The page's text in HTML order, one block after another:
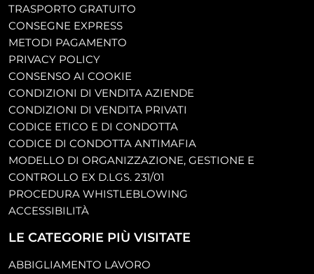
TRASPORTO GRATUITO
CONSEGNE EXPRESS
METODI PAGAMENTO
PRIVACY POLICY
CONSENSO AI COOKIE
CONDIZIONI DI VENDITA AZIENDE
CONDIZIONI DI VENDITA PRIVATI
CODICE ETICO E DI CONDOTTA
CODICE DI CONDOTTA ANTIMAFIA
MODELLO DI ORGANIZZAZIONE, GESTIONE E
CONTROLLO EX D.LGS. 231/01
PROCEDURA WHISTLEBLOWING
ACCESSIBILITÀ
LE CATEGORIE PIÙ VISITATE
ABBIGLIAMENTO LAVORO